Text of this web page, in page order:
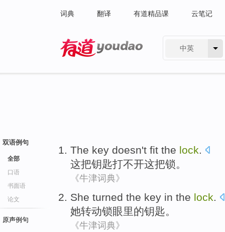
词典 翻译 有道精品课 云笔记
中英
双语例句
全部
口语
书面语
论文
原声例句
The key doesn't fit the lock.
这把钥匙打不开这把锁。
《牛津词典》
She turned the key in the lock.
她转动锁眼里的钥匙。
《牛津词典》